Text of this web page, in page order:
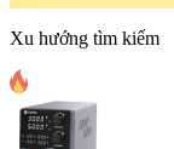
Xu hướng tìm kiếm